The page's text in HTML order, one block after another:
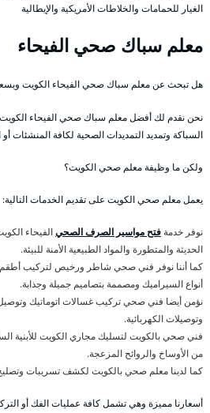
الغيار للحمامات والخلاطات الأمريكية والإيطالية
معلم سباك صحي الفيحاء
هل تبحث عن معلم سباك صحي الفيحاء الكويت
نحن نقدم لك أفضل معلم سباك صحي الفيحاء
السباكة وتمديد التمديدات الصحية لكافة المنشئات
ولكن ما وظيفة معلم صحي الكويت؟
يعمل معلم صحي الكويت على تقديم الخدمات التالية:
نوفر خدمة فتح مواسير الصرف الصحيالفيحاء
الحديثة والمتطورة والمواد الطبيعية الأمنة للبيئة.
كما أننا نوفر فني صحي شاطر ورخيص لتركيب أطقم
أنواع السيراميك ومصممة بتصاميم جميلة وجذابة.
نؤمن أيضا فني صحي تركيب غسالات اتوماتيك
وتوصيلات الكهربائية.
فني صحي بالكويت لتسليك مجاري الكويت للأبنية
من الأوساخ والروائح المزعجة.
كما لدينا معلم صحي بالكويت لكشف تسريبات وتصليح
أسعارنا مميزة وهي تشمل كافة عمليات الفك أو